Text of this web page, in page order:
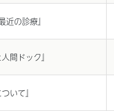
近の診療』
間ドック』
いて』